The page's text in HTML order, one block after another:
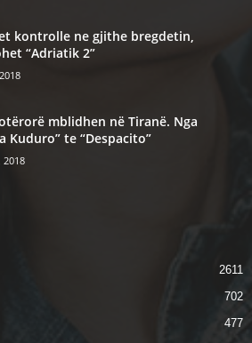
kontrolle ne gjithe bregdetin,
“Adriatik 2”
mblidhen në Tiranë. Nga
Kuduro” te “Despacito”
2018
2611
702
477